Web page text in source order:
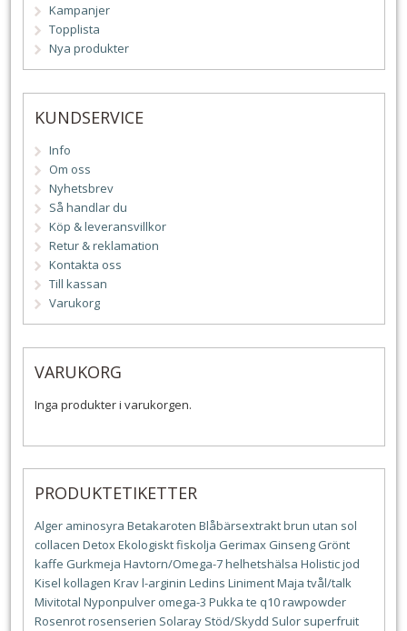
Kampanjer
Topplista
Nya produkter
KUNDSERVICE
Info
Om oss
Nyhetsbrev
Så handlar du
Köp & leveransvillkor
Retur & reklamation
Kontakta oss
Till kassan
Varukorg
VARUKORG
Inga produkter i varukorgen.
PRODUKTETIKETTER
Alger aminosyra Betakaroten Blåbärsextraktbrun utan sol
collacen DetoxEkologisktfiskolja Gerimax Ginseng Grönt
kaffe Gurkmeja Havtorn/Omega-7helhetshälsa Holisticjod
Kisel kollagen Kravl-arginin Ledins LinimentMaja tvål/talk
Mivitotal Nyponpulver omega-3 Pukka te q10rawpowder
Rosenrotrosenserien Solaray Stöd/Skydd Sulor superfruit